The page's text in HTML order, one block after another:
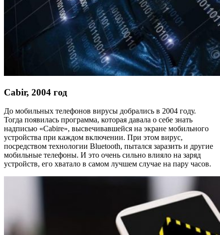
Cabir, 2004 год
До мобильных телефонов вирусы добрались в 2004 году.
Тогда появилась программа, которая давала о себе знать
надписью «Cabire», высвечивавшейся на экране мобильного
устройства при каждом включении. При этом вирус,
посредством технологии Bluetooth, пытался заразить и другие
мобильные телефоны. И это очень сильно влияло на заряд
устройств, его хватало в самом лучшем случае на пару часов.